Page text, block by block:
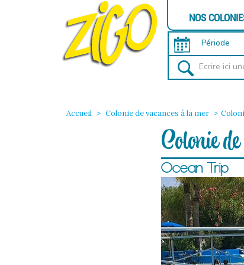
NOS
Accueil Colonie de vacances à la mer
Colonie
Ocean Trip